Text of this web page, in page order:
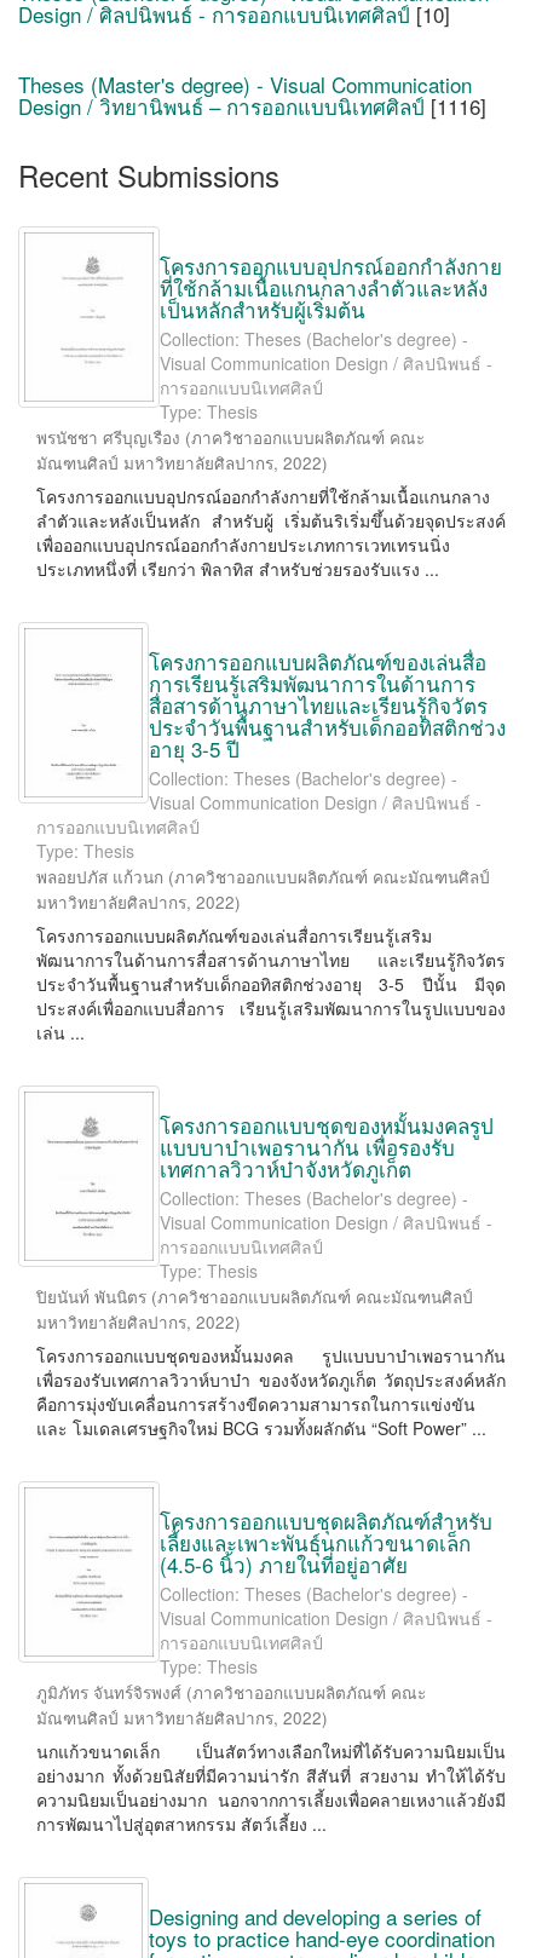
Design / ศิลปนิพนธ์ - การออกแบบนิเทศศิลป์ [10]
Theses (Master's degree) - Visual Communication
Design / วิทยานิพนธ์ – การออกแบบนิเทศศิลป์ [1116]
Recent Submissions
โครงการออกแบบอุปกรณ์ออกกำลังกาย
ที่ใช้กล้ามเนื้อแกนกลางลำตัวและหลัง
เป็นหลักสำหรับผู้เริ่มต้น
Collection: Theses (Bachelor's degree) -
Visual Communication Design / ศิลปนิพนธ์ -
การออกแบบนิเทศศิลป์
Type: Thesis
พรนัชชา ศรีบุญเรือง (ภาควิชาออกแบบผลิตภัณฑ์ คณะ
มัณฑนศิลป์ มหาวิทยาลัยศิลปากร, 2022)
โครงการออกแบบอุปกรณ์ออกกำลังกายที่ใช้กล้ามเนื้อแกนกลาง
ลำตัวและหลังเป็นหลัก สำหรับผู้ เริ่มต้นริเริ่มขึ้นด้วยจุดประสงค์
เพื่อออกแบบอุปกรณ์ออกกำลังกายประเภทการเวทเทรนนิ่ง
ประเภทหนึ่งที่ เรียกว่า พิลาทิส สำหรับช่วยรองรับแรง ...
โครงการออกแบบผลิตภัณฑ์ของเล่นสื่อ
การเรียนรู้เสริมพัฒนาการในด้านการ
สื่อสารด้านภาษาไทยและเรียนรู้กิจวัตร
ประจำวันพื้นฐานสำหรับเด็กออทิสติกช่วง
อายุ 3-5 ปี
Collection: Theses (Bachelor's degree) -
Visual Communication Design / ศิลปนิพนธ์ -
การออกแบบนิเทศศิลป์
Type: Thesis
พลอยปภัส แก้วนก (ภาควิชาออกแบบผลิตภัณฑ์ คณะมัณฑนศิลป์
มหาวิทยาลัยศิลปากร, 2022)
โครงการออกแบบผลิตภัณฑ์ของเล่นสื่อการเรียนรู้เสริม
พัฒนาการในด้านการสื่อสารด้านภาษาไทย และเรียนรู้กิจวัตร
ประจำวันพื้นฐานสำหรับเด็กออทิสติกช่วงอายุ 3-5 ปีนั้น มีจุด
ประสงค์เพื่ออกแบบสื่อการ เรียนรู้เสริมพัฒนาการในรูปแบบของ
เล่น ...
โครงการออกแบบชุดของหมั้นมงคลรูป
แบบบาบ๋าเพอรานากัน เพื่อรองรับ
เทศกาลวิวาห์บ๋าจังหวัดภูเก็ต
Collection: Theses (Bachelor's degree) -
Visual Communication Design / ศิลปนิพนธ์ -
การออกแบบนิเทศศิลป์
Type: Thesis
ปิยนันท์ พันนิตร (ภาควิชาออกแบบผลิตภัณฑ์ คณะมัณฑนศิลป์
มหาวิทยาลัยศิลปากร, 2022)
โครงการออกแบบชุดของหมั้นมงคล รูปแบบบาบ๋าเพอรานากัน
เพื่อรองรับเทศกาลวิวาห์บาบ๋า ของจังหวัดภูเก็ต วัตถุประสงค์หลัก
คือการมุ่งขับเคลื่อนการสร้างขีดความสามารถในการแข่งขัน
และ โมเดลเศรษฐกิจใหม่ BCG รวมทั้งผลักดัน “Soft Power” ...
โครงการออกแบบชุดผลิตภัณฑ์สำหรับ
เลี้ยงและเพาะพันธุ์นกแก้วขนาดเล็ก
(4.5-6 นิ้ว) ภายในที่อยู่อาศัย
Collection: Theses (Bachelor's degree) -
Visual Communication Design / ศิลปนิพนธ์ -
การออกแบบนิเทศศิลป์
Type: Thesis
ภูมิภัทร จันทร์จิรพงศ์ (ภาควิชาออกแบบผลิตภัณฑ์ คณะ
มัณฑนศิลป์ มหาวิทยาลัยศิลปากร, 2022)
นกแก้วขนาดเล็ก เป็นสัตว์ทางเลือกใหม่ที่ได้รับความนิยมเป็น
อย่างมาก ทั้งด้วยนิสัยที่มีความน่ารัก สีสันที่ สวยงาม ทำให้ได้รับ
ความนิยมเป็นอย่างมาก นอกจากการเลี้ยงเพื่อคลายเหงาแล้วยังมี
การพัฒนาไปสู่อุตสาหกรรม สัตว์เลี้ยง ...
Designing and developing a series of
toys to practice hand-eye coordination